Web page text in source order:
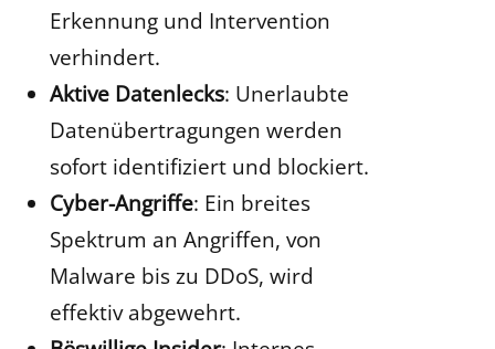
Erkennung und Intervention
verhindert.
Aktive Datenlecks: Unerlaubte
Datenübertragungen werden
sofort identifiziert und blockiert.
Cyber-Angriffe: Ein breites
Spektrum an Angriffen, von
Malware bis zu DDoS, wird
effektiv abgewehrt.